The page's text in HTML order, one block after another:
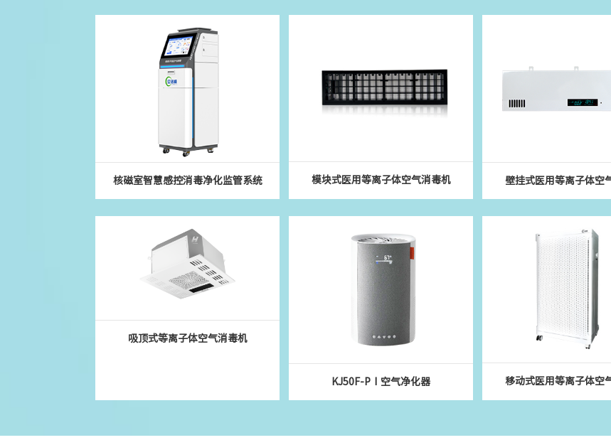
核磁室智慧感控消毒净化监管系统 模块式医用等离子体空气消毒机 壁挂式医用等离子体空
吸顶式等离子体空气消毒机
KJ50F-PⅠ空气净化器 移动式医用等离子体空